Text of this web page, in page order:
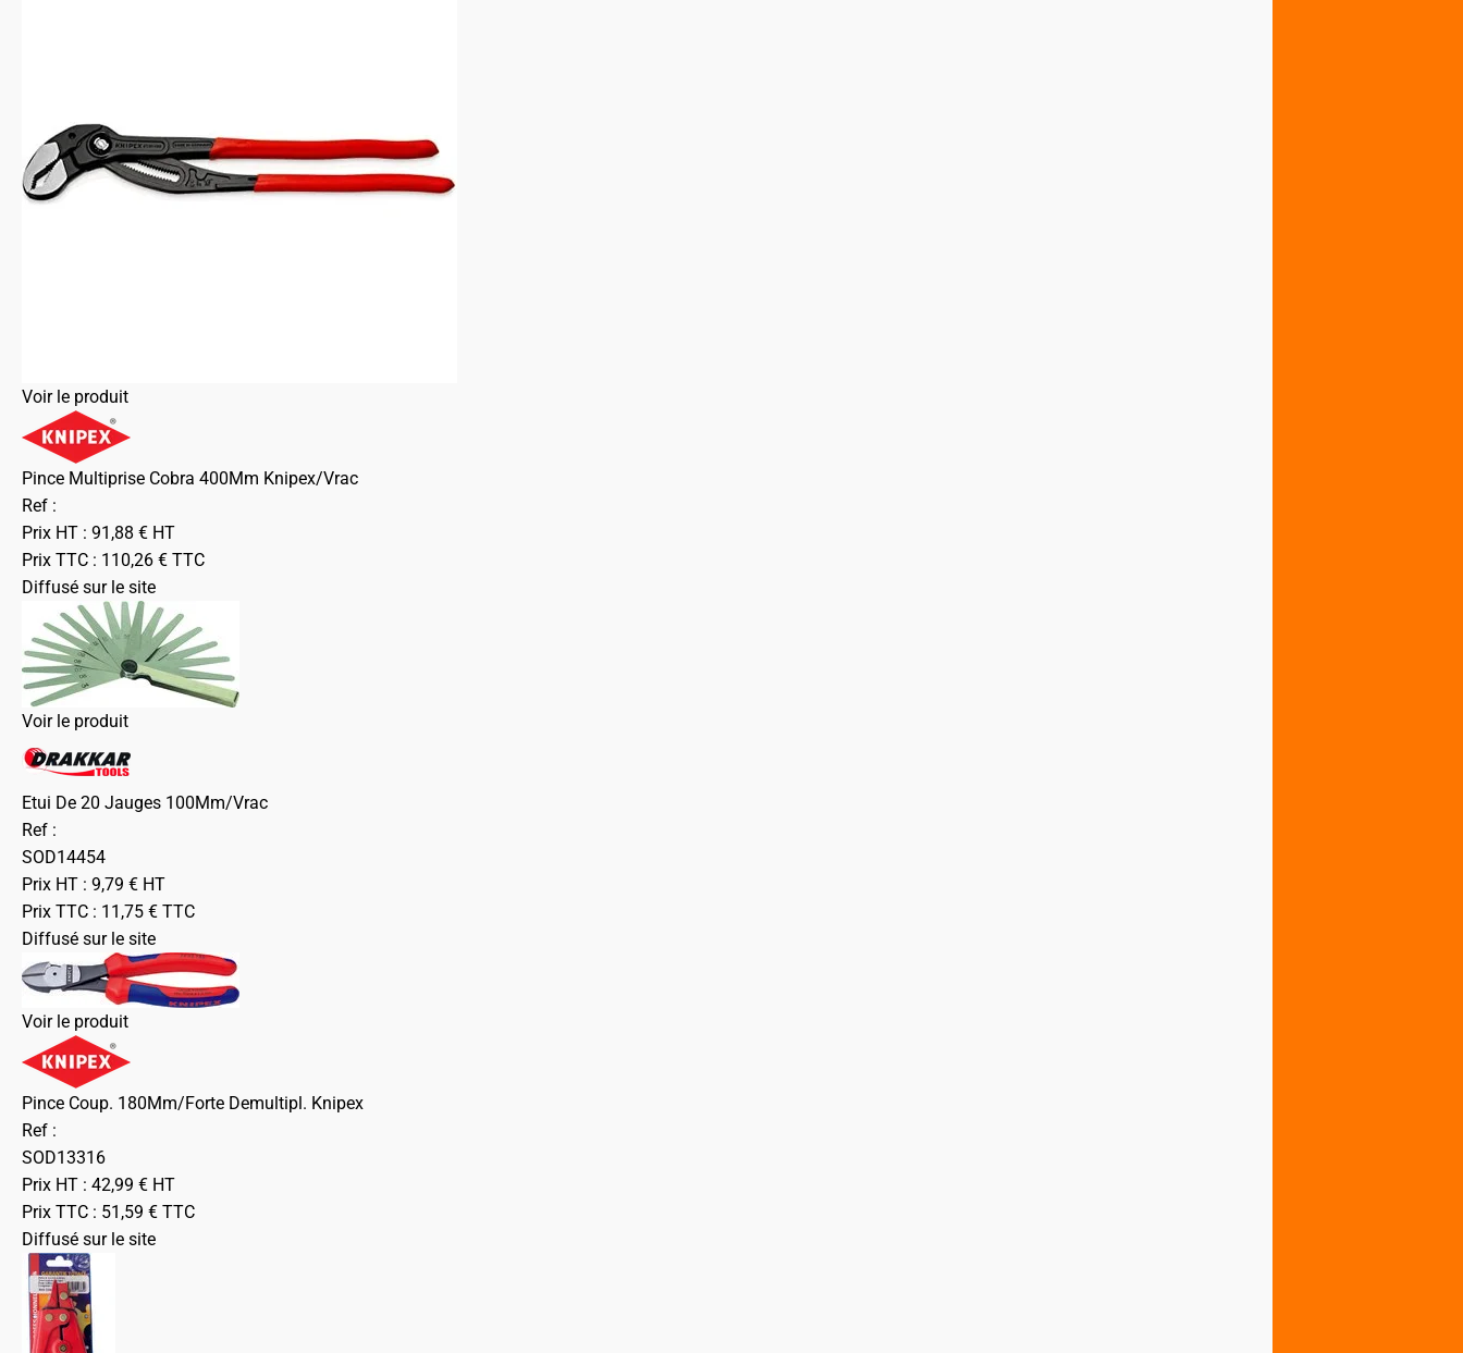
Voir le produit
Pince Multiprise Cobra 400Mm Knipex/Vrac
Ref :
Prix HT : 91,88 € HT
Prix TTC : 110,26 € TTC
Diffusé sur le site
Voir le produit
Etui De 20 Jauges 100Mm/Vrac
Ref :
SOD14454
Prix HT : 9,79 € HT
Prix TTC : 11,75 € TTC
Diffusé sur le site
Voir le produit
Pince Coup. 180Mm/Forte Demultipl. Knipex
Ref :
SOD13316
Prix HT : 42,99 € HT
Prix TTC : 51,59 € TTC
Diffusé sur le site